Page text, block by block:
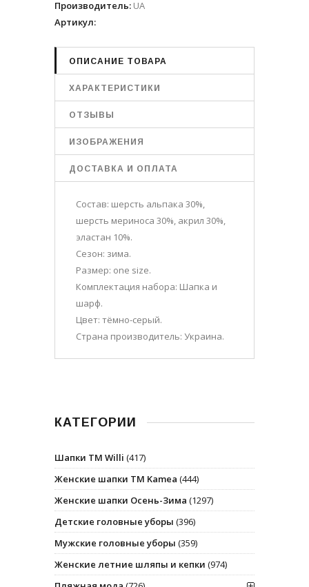
Производитель: UA
Артикул:
ОПИСАНИЕ ТОВАРА
ХАРАКТЕРИСТИКИ
ОТЗЫВЫ
ИЗОБРАЖЕНИЯ
ДОСТАВКА И ОПЛАТА
Состав: шерсть альпака 30%,
шерсть мериноса 30%, акрил 30%,
эластан 10%.
Сезон: зима.
Размер: one size.
Комплектация набора: Шапка и
шарф.
Цвет: тёмно-серый.
Страна производитель: Украина.
КАТЕГОРИИ
Шапки ТМ Willi (417)
Женские шапки ТМ Kamea (444)
Женские шапки Осень-Зима (1297)
Детские головные уборы (396)
Мужские головные уборы (359)
Женские летние шляпы и кепки (974)